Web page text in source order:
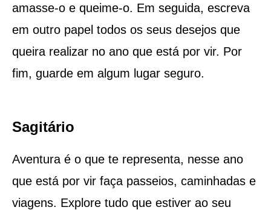
amasse-o e queime-o. Em seguida, escreva
em outro papel todos os seus desejos que
queira realizar no ano que está por vir. Por
fim, guarde em algum lugar seguro.
Sagitário
Aventura é o que te representa, nesse ano
que está por vir faça passeios, caminhadas e
viagens. Explore tudo que estiver ao seu